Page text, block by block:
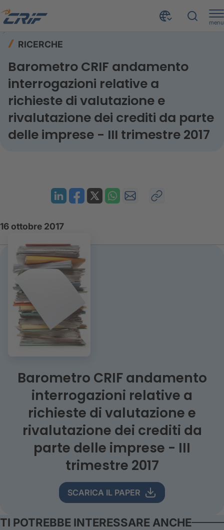
menu
RICERCHE
Barometro CRIF andamento
interrogazioni relative a
richieste di valutazione e
rivalutazione dei crediti da parte
delle imprese - III trimestre 2017
16 ottobre 2017
Barometro CRIF andamento
interrogazioni relative a
richieste di valutazione e
rivalutazione dei crediti da
parte delle imprese - III
trimestre 2017
SCARICA IL PAPER
TI POTREBBE INTERESSARE ANCHE